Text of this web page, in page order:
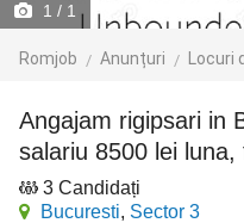
1 / 1
Romjob Anunțuri Locuri
Angajam rigipsari in Bucuresti, fara necalificati,
salariu 8500 lei
3 Candidați
Bucuresti, Sector 3